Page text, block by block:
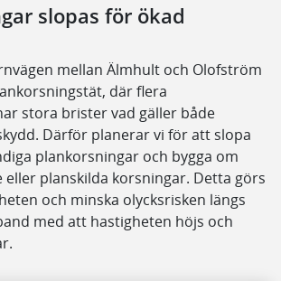
slopas för ökad
mellan Älmhult och Olofström
där flera
stora brister vad gäller både
Därför planerar vi för att slopa
plankorsningar och bygga om
planskilda korsningar. Detta görs
och minska olycksrisken längs
med att hastigheten höjs och